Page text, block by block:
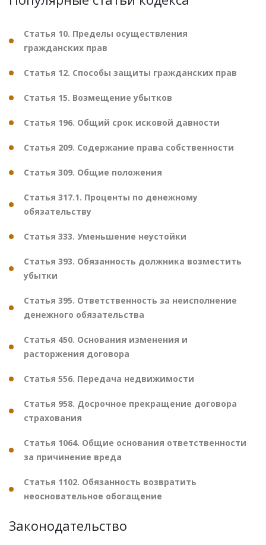
Статья 10. Пределы осуществления
гражданских прав
Статья 12. Способы защиты гражданских прав
Статья 15. Возмещение убытков
Статья 196. Общий срок исковой давности
Статья 209. Содержание права собственности
Статья 309. Общие положения
Статья 317.1. Проценты по денежному
обязательству
Статья 333. Уменьшение неустойки
Статья 393. Обязанность должника возместить
убытки
Статья 395. Ответственность за неисполнение
денежного обязательства
Статья 450. Основания изменения и
расторжения договора
Статья 556. Передача недвижимости
Статья 958. Досрочное прекращение договора
страхования
Статья 1064. Общие основания ответственности
за причинение вреда
Статья 1102. Обязанность возвратить
неосновательное обогащение
Законодательство